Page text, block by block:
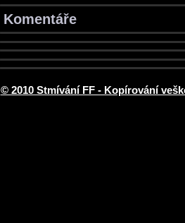
Komentáře
© 2010 Stmívání FF - Kopírování